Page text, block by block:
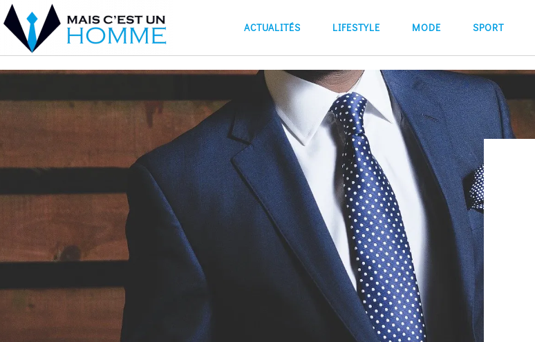
ACTUALITÉS LIFESTYLE MODE SPORT